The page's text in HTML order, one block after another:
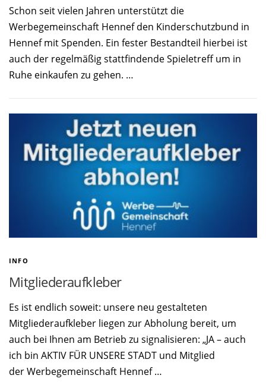
Schon seit vielen Jahren unterstützt die
Werbegemeinschaft Hennef den Kinderschutzbund in
Hennef mit Spenden. Ein fester Bestandteil hierbei ist
auch der regelmäßig stattfindende Spieletreff um in
Ruhe einkaufen zu gehen. …
INFO
Mitgliederaufkleber
Es ist endlich soweit: unsere neu gestalteten
Mitgliederaufkleber liegen zur Abholung bereit, um
auch bei Ihnen am Betrieb zu signalisieren: „JA – auch
ich bin AKTIV FÜR UNSERE STADT und Mitglied
der Werbegemeinschaft Hennef …